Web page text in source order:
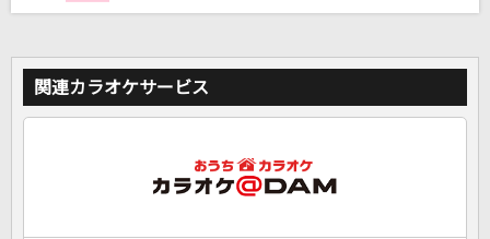
家族や友達と一緒に！練習にも！
関連カラオケサービス